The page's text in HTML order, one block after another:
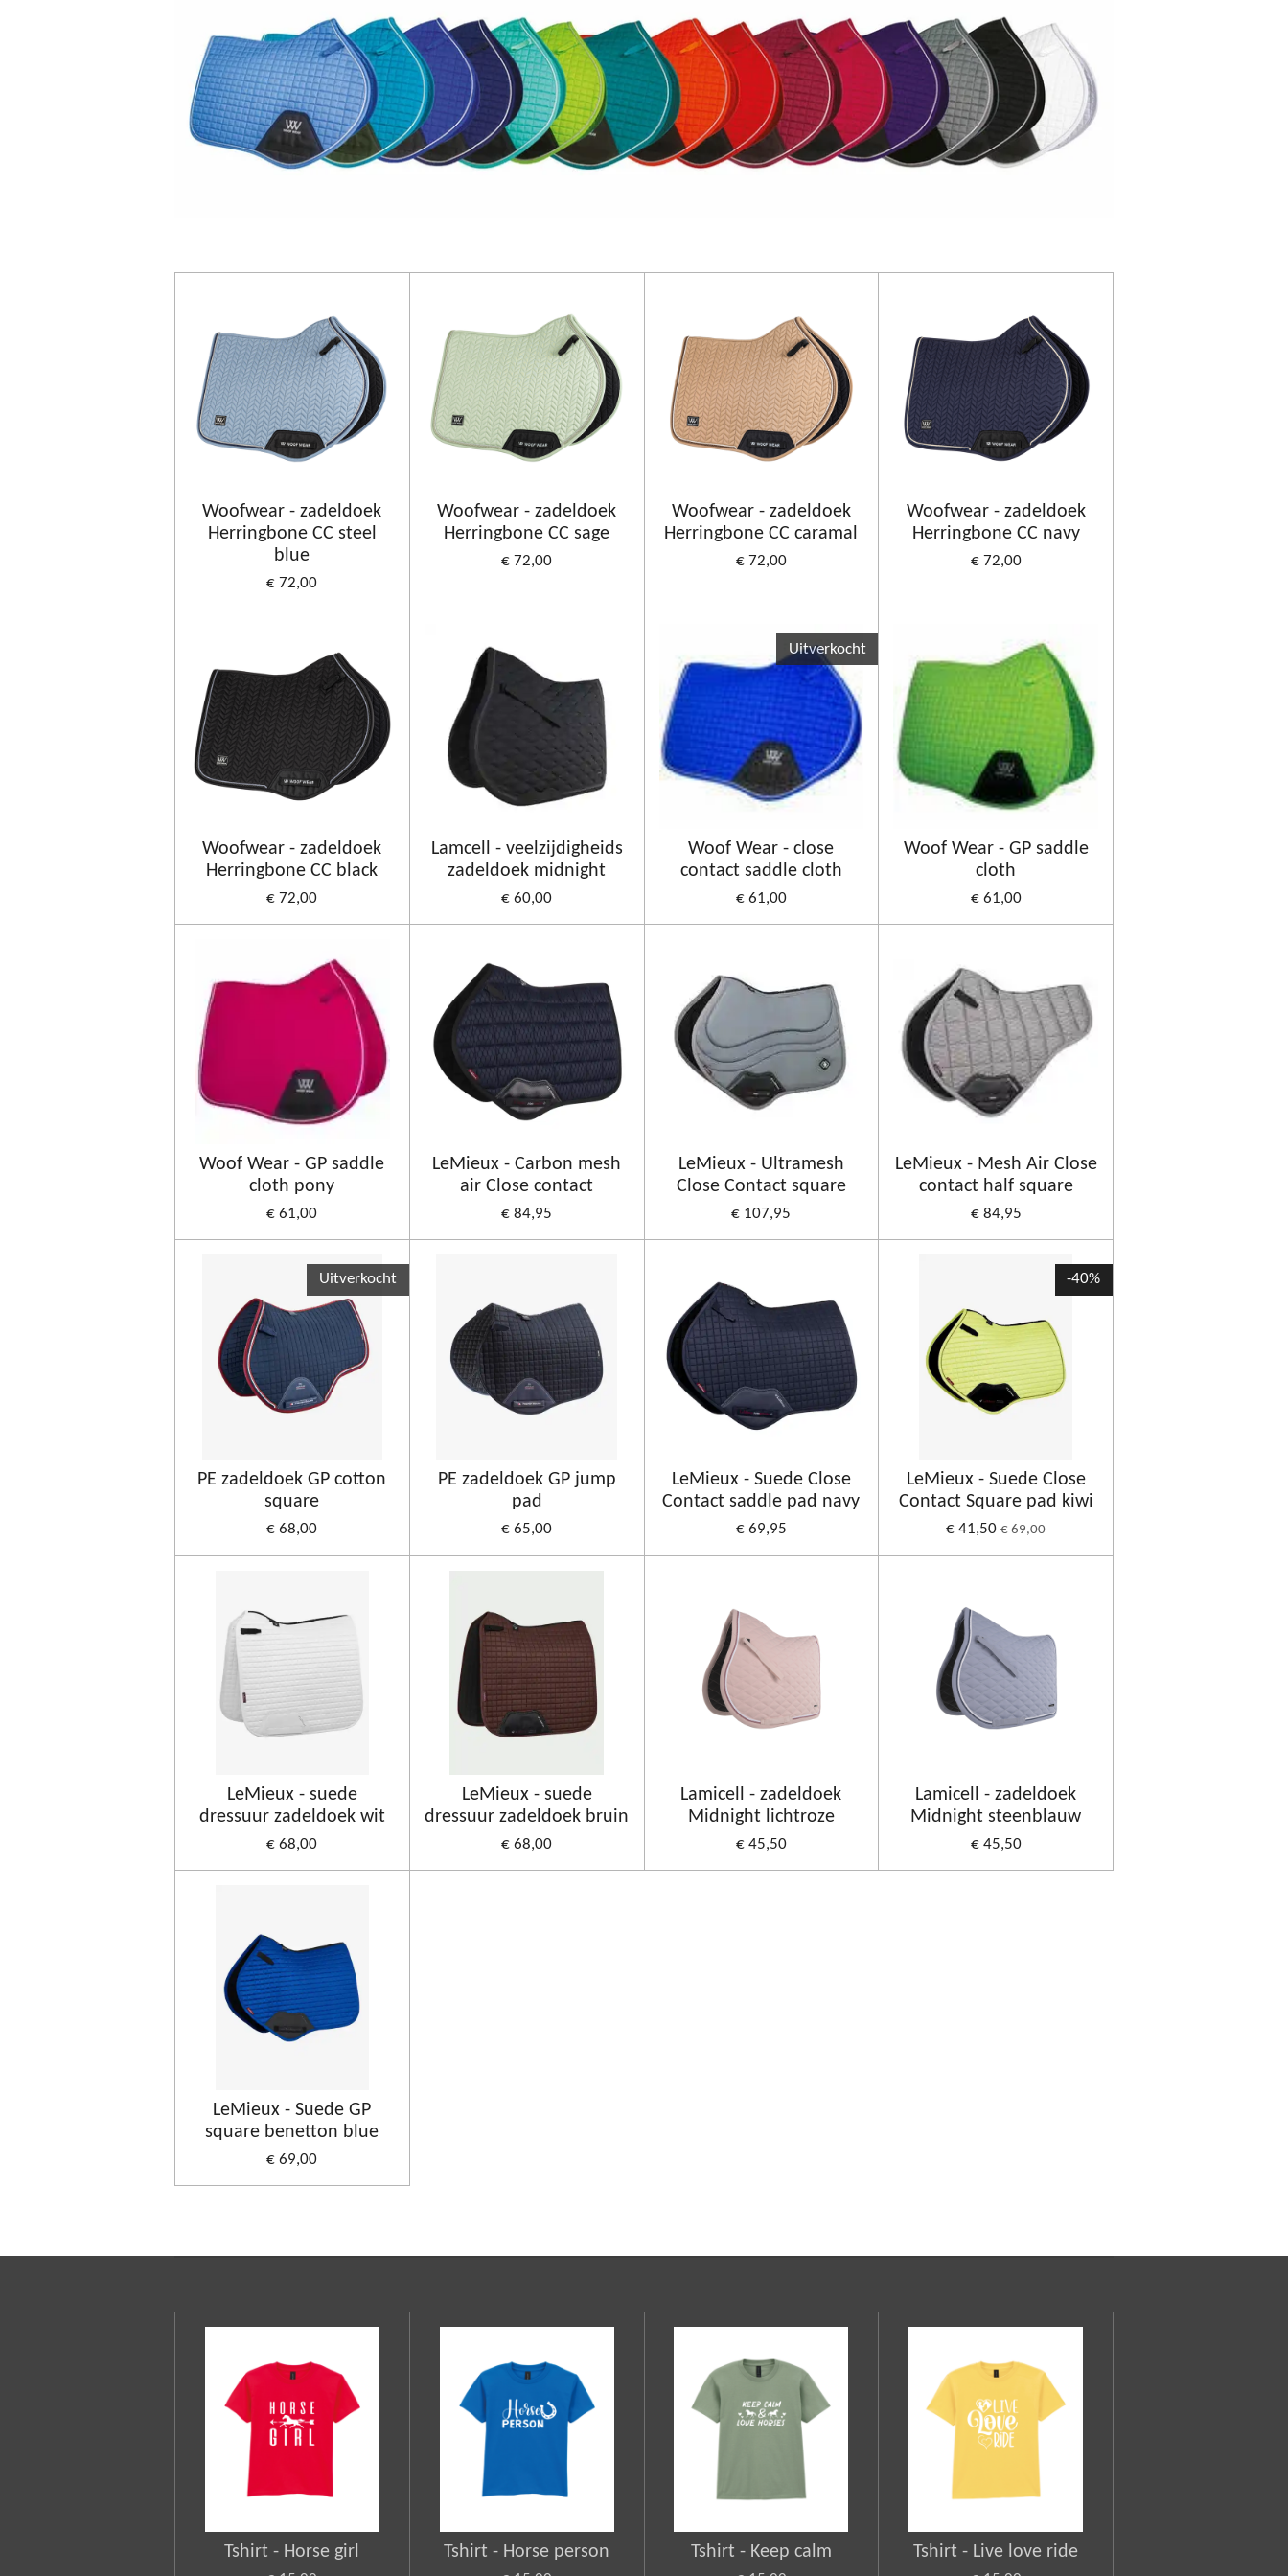
Woofwear - zadeldoek
Herringbone CC steel
blue
€ 72,00
Woofwear - zadeldoek
Herringbone CC sage
€ 72,00
Woofwear - zadeldoek
Herringbone CC caramal
€ 72,00
Woofwear - zadeldoek
Herringbone CC navy
€ 72,00
Woofwear - zadeldoek
Herringbone CC black
€ 72,00
Lamcell - veelzijdigheids
zadeldoek midnight
€ 60,00
Uitverkocht
Woof Wear - close
contact saddle cloth
€ 61,00
Woof Wear - GP saddle
cloth
€ 61,00
Woof Wear - GP saddle
cloth pony
€ 61,00
LeMieux - Carbon mesh
air Close contact
€ 84,95
LeMieux - Ultramesh
Close Contact square
€ 107,95
LeMieux - Mesh Air Close
contact half square
€ 84,95
Uitverkocht
PE zadeldoek GP cotton
square
€ 68,00
PE zadeldoek GP jump
pad
€ 65,00
LeMieux - Suede Close
Contact saddle pad navy
€ 69,95
-40%
LeMieux - Suede Close
Contact Square pad kiwi
€ 41,50 € 69,00
LeMieux - suede
dressuur zadeldoek wit
€ 68,00
LeMieux - suede
dressuur zadeldoek bruin
€ 68,00
Lamicell - zadeldoek
Midnight lichtroze
€ 45,50
Lamicell - zadeldoek
Midnight steenblauw
€ 45,50
LeMieux - Suede GP
square benetton blue
€ 69,00
Tshirt - Horse girl Tshirt - Horse person Tshirt - Keep calm Tshirt - Live love ride